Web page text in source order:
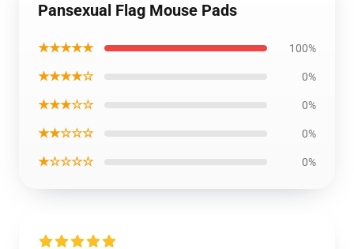
Pansexual Flag Mouse Pads
★★★★★ 100%
★★★★☆ 0%
★★★☆☆ 0%
★★☆☆☆ 0%
★☆☆☆☆ 0%